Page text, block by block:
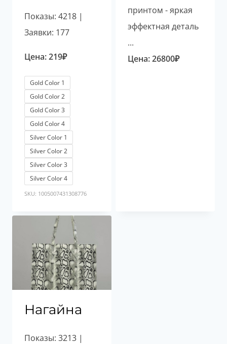
Показы: 4218 |
Заявки: 177
Цена:219₽
Gold Color 1
Gold Color 2
Gold Color 3
Gold Color 4
Silver Color 1
Silver Color 2
Silver Color 3
Silver Color 4
SKU: 1005007431308776
принтом - яркая
эффектная деталь
...
Цена:26800₽
Нагайна
Показы: 3213 |